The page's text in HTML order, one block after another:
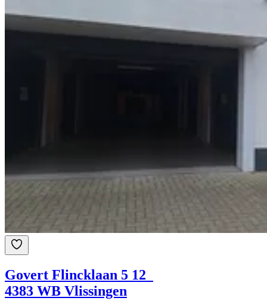
Govert Flincklaan 5 12
4383 WB Vlissingen